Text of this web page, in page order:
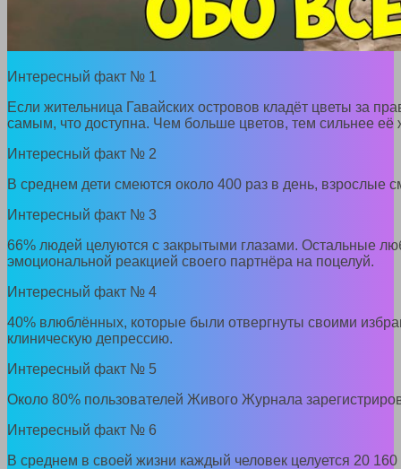
Интересный факт № 1
Если жительница Гавайских островов кладёт цветы за
самым, что доступна. Чем больше цветов, тем сильнее её
Интересный факт № 2
В среднем дети смеются около 400 раз в день, взрослые
Интересный факт № 3
66% людей целуются с закрытыми глазами. Остальные
эмоциональной реакцией своего партнёра на поцелуй.
Интересный факт № 4
40% влюблённых, которые были отвергнуты своими
клиническую депрессию.
Интересный факт № 5
Около 80% пользователей Живого Журнала
Интересный факт № 6
В среднем в своей жизни каждый человек целуется 20